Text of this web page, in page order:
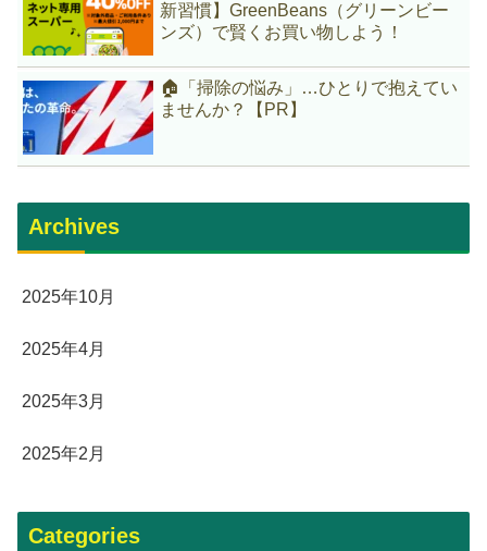
新習慣】GreenBeans（グリーンビー
ンズ）で賢くお買い物しよう！
🏠「掃除の悩み」…ひとりで抱えてい
ませんか？【PR】
Archives
2025年10月
2025年4月
2025年3月
2025年2月
Categories